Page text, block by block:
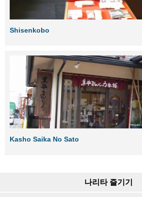
Shisenkobo
Kasho Saika No Sato
나리타 즐기기